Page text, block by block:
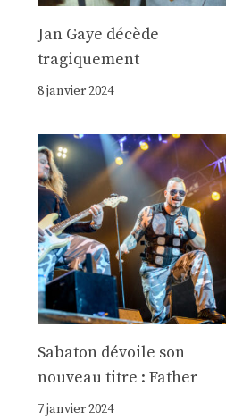
Jan Gaye décède
tragiquement
8 janvier 2024
Sabaton dévoile son
nouveau titre : Father
7 janvier 2024